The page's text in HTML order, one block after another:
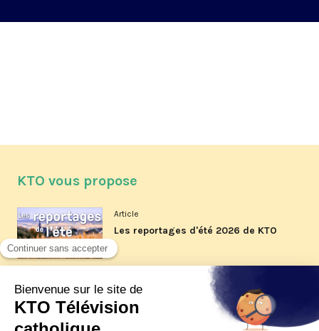
KTO vous propose
Article
Les reportages d'été 2026 de KTO
La visite pastorale du pape Léon
XIV à Assise à suivre sur KTO le
jeudi 6 août